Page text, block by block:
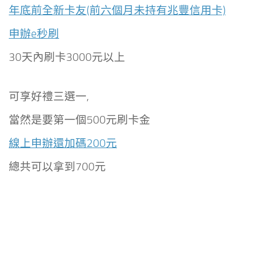
年底前全新卡友(前六個月未持有兆豐信用卡)
申辦e秒刷
30天內刷卡3000元以上
可享好禮三選一,
當然是要第一個500元刷卡金
線上申辦還加碼200元
總共可以拿到700元